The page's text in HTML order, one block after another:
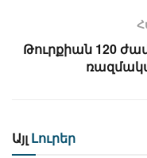
Թուրքիան 120
Այլ Լուրեր